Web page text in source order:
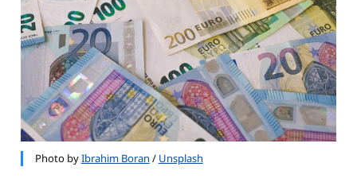
Photo byIbrahim Boran / Unsplash